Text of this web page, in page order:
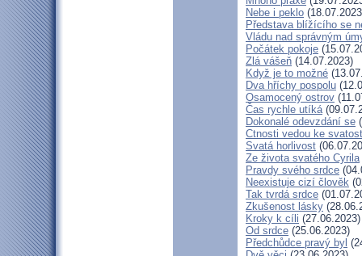
Nebe i peklo
Představa blížícího se
Vládu nad správným
Počátek pokoje
Zlá vášeň (14.07.2023)
Když je to možné
Dva hříchy pospolu
Osamocený ostrov
Čas rychle utíká
Dokonalé odevzdání se
Ctnosti vedou ke
Svatá horlivost
Ze života svatého Cyrila
Pravdy svého srdce
Neexistuje cizí člověk
Tak tvrdá srdce
Zkušenost lásky
Kroky k cíli (27.06.2023)
Od srdce (25.06.2023)
Předchůdce pravý byl